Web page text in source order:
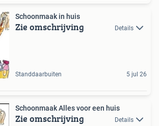
Schoonmaak in huis
Zie omschrijving Details
Standdaarbuiten 5 jul 26
Schoonmaak Alles voor een huis
Zie omschrijving Details